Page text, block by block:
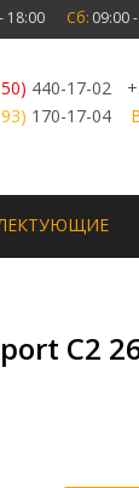
18:00 Сб: 09:00
440-17-02
170-17-04
C2